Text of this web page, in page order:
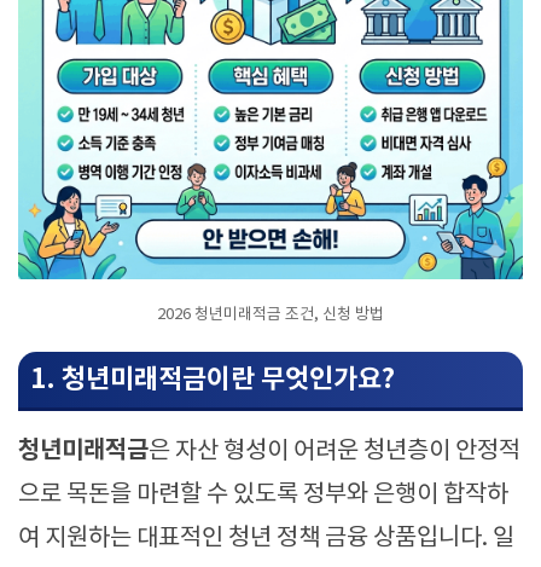
2026 청년미래적금 조건, 신청 방법
1. 청년미래적금이란 무엇인가요?
청년미래적금은 자산 형성이 어려운 청년층이 안정적
으로 목돈을 마련할 수 있도록 정부와 은행이 합작하
여 지원하는 대표적인 청년 정책 금융 상품입니다. 일